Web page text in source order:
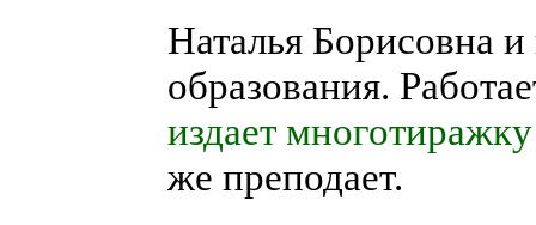
Наталья Борисовна
образования.
издает
же преподает.